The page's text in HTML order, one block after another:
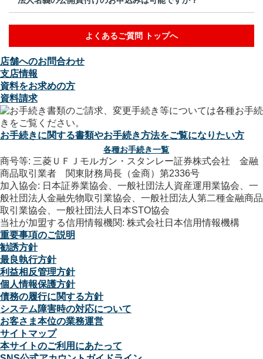
よくあるご質問 トップへ
店舗へのお問合わせ
支店情報
資料をお求めの方
資料請求
お手続きに関する書類やお手続き方法をご覧になりたい方
各種お手続き一覧
商号等: 三菱ＵＦＪモルガン・スタンレー証券株式会社 金融
商品取引業者 関東財務局長（金商）第2336号
加入協会: 日本証券業協会、一般社団法人資産運用業協会、一
般社団法人金融先物取引業協会、一般社団法人第二種金融商品
取引業協会、一般社団法人日本STO協会
当社が加盟する信用情報機関: 株式会社日本信用情報機構
重要事項のご説明
勧誘方針
最良執行方針
利益相反管理方針
個人情報保護方針
債務の履行に関する方針
システム障害時の対応について
お客さま本位の業務運営
サイトマップ
本サイトのご利用にあたって